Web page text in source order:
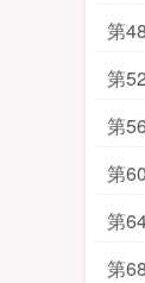
第
第
第
第
第
第